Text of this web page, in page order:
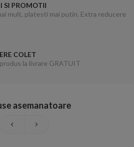
SI PROMOTII
mult, platesti mai putin. Extra reducere
COLET
la livrare GRATUIT
asemanatoare